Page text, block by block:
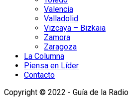
Valencia
Valladolid
Vizcaya – Bizkaia
Zamora
Zaragoza
La Columna
Piensa en Líder
Contacto
Copyright © 2022 - Guía de la Radio